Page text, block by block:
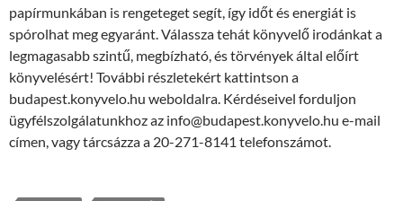
papírmunkában is rengeteget segít, így időt és energiát is
spórolhat meg egyaránt. Válassza tehát könyvelő irodánkat a
legmagasabb szintű, megbízható, és törvények által előírt
könyvelésért! További részletekért kattintson a
budapest.konyvelo.hu weboldalra. Kérdéseivel forduljon
ügyfélszolgálatunkhoz az info@budapest.konyvelo.hu e-mail
címen, vagy tárcsázza a 20-271-8141 telefonszámot.